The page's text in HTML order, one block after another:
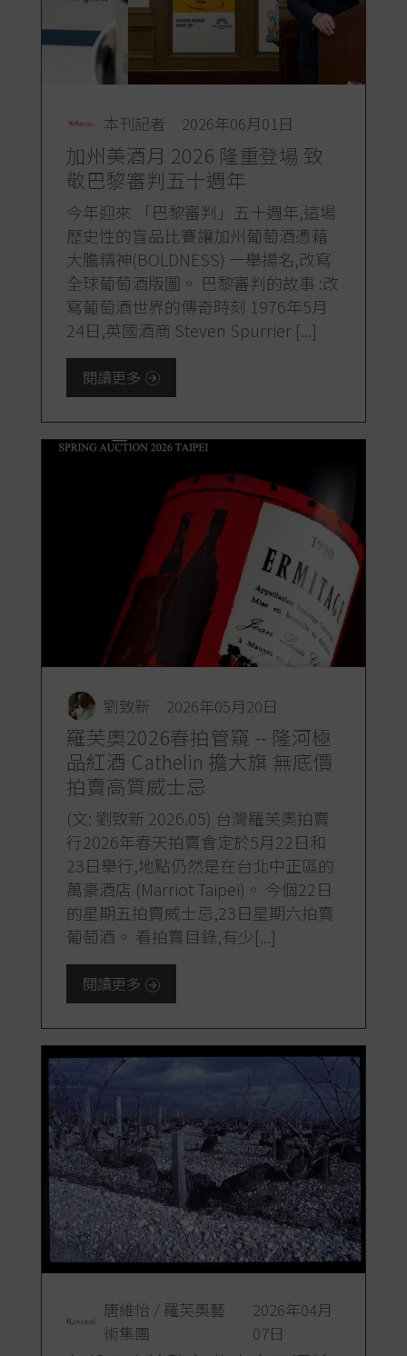
本刊記者 2026年06月01日
加州美酒月 2026 隆重登場 致
敬巴黎審判五十週年
今年迎來 「巴黎審判」五十週年,這場
歷史性的盲品比賽讓加州葡萄酒憑藉
大膽精神(BOLDNESS) 一舉揚名,改寫
全球葡萄酒版圖。 巴黎審判的故事 :改
寫葡萄酒世界的傳奇時刻 1976年5月
24日,英國酒商 Steven Spurrier [...]
閱讀更多
劉致新 2026年05月20日
羅芙奧2026春拍管窺 -- 隆河極
品紅酒 Cathelin 擔大旗 無底價
拍賣高質威士忌
(文: 劉致新 2026.05) 台灣羅芙奧拍賣
行2026年春天拍賣會定於5月22日和
23日舉行,地點仍然是在台北中正區的
萬豪酒店 (Marriot Taipei)。 今個22日
的星期五拍賣威士忌,23日星期六拍賣
葡萄酒。 看拍賣目錄,有少[...]
閱讀更多
唐維怡 / 羅芙奧藝
術集團
2026年04月
07日